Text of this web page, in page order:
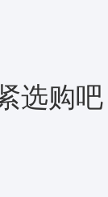
选购